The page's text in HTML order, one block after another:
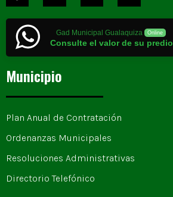
Gad Municipal Gualaquiza Online
Consulte el valor de su predio
Municipio
Plan Anual de Contratación
Ordenanzas Municipales
Resoluciones Administrativas
Directorio Telefónico